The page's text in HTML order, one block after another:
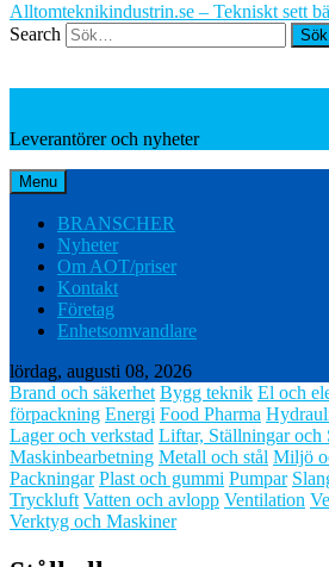
Alltomteknikindustrin.se – Tekniskt sett
Search
Leverantörer och nyheter
Menu
BRANSCHER
Nyheter
Om AOT/priser
Kontakt
Företag
Enhetsomvandlare
lördag, augusti 08, 2026
Brand och säkerhet Bygg teknik El och
förpackning Energi Food Pharma
Lager och verkstad Liftar, Ställningar och
Maskinbearbetning Metall och stål Miljö
Packningar Plast och gummi Pumpar
Tryckluft Vatten och avlopp Ventilation
Verktyg och Maskiner